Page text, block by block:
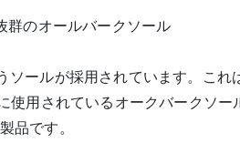
群のオールバークソール
ソールが採用されています。こ
用されているオークバークソー
品です。